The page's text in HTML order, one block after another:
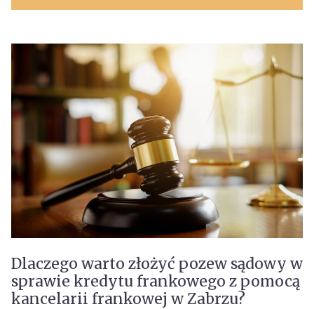
Dlaczego warto złożyć pozew sądowy w
sprawie kredytu frankowego z pomocą
kancelarii frankowej w Zabrzu?